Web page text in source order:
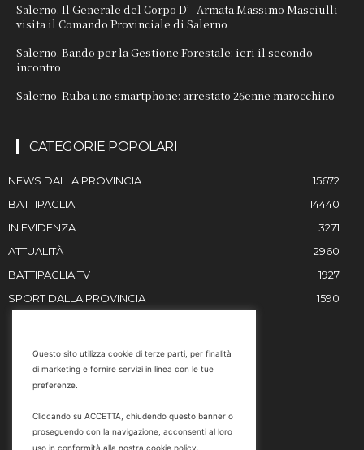
Salerno. Il Generale del Corpo D’Armata Massimo Masciulli
visita il Comando Provinciale di Salerno
Salerno. Bando per la Gestione Forestale: ieri il secondo
incontro
Salerno. Ruba uno smartphone: arrestato 26enne marocchino
CATEGORIE POPOLARI
NEWS DALLA PROVINCIA
15672
BATTIPAGLIA
14440
IN EVIDENZA
3271
ATTUALITÀ
2960
BATTIPAGLIA TV
1927
SPORT DALLA PROVINCIA
1590
Email
marketing@battipaglia1929.it
carminegaldi@virgilio.it
Questo sito utilizza cookie di terze parti, per finalità
di marketing e fornire servizi in linea con le tue
preferenze.
Cliccando su ACCETTA, chiudendo questo banner o
proseguendo con la navigazione, acconsenti al loro
uso in conformità alla nostra cookie policy.